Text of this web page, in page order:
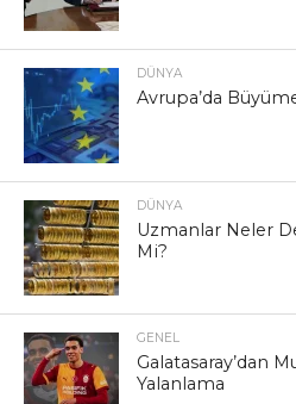
DÜNYA
Avrupa’da
DÜNYA
Uzmanlar Neler
Mi?
GENEL
Galatasaray’dan
Yalanlama